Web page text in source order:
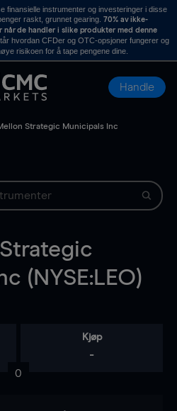
finansielle instrumenter og investeringer i disse
raskt, grunnet gearing. 70% av ikke-
de handler i slike produkter med denne
hvordan CFDer og OTC-opsjoner fungerer og
risikoen for å tape pengene dine.
Handle
Strategic Municipals Inc
(NYSE:LEO)
Kjøp
-
0